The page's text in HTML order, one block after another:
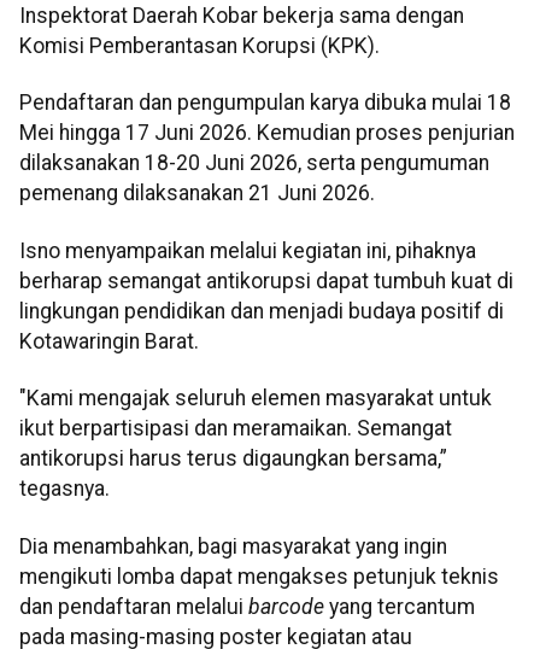
Inspektorat Daerah Kobar bekerja sama dengan
Komisi Pemberantasan Korupsi (KPK).
Pendaftaran dan pengumpulan karya dibuka mulai 18
Mei hingga 17 Juni 2026. Kemudian proses penjurian
dilaksanakan 18-20 Juni 2026, serta pengumuman
pemenang dilaksanakan 21 Juni 2026.
Isno menyampaikan melalui kegiatan ini, pihaknya
berharap semangat antikorupsi dapat tumbuh kuat di
lingkungan pendidikan dan menjadi budaya positif di
Kotawaringin Barat.
"Kami mengajak seluruh elemen masyarakat untuk
ikut berpartisipasi dan meramaikan. Semangat
antikorupsi harus terus digaungkan bersama,”
tegasnya.
Dia menambahkan, bagi masyarakat yang ingin
mengikuti lomba dapat mengakses petunjuk teknis
dan pendaftaran melalui barcode yang tercantum
pada masing-masing poster kegiatan atau